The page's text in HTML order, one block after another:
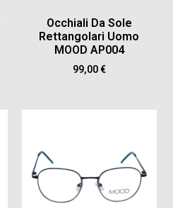
Occhiali Da Sole
Rettangolari Uomo
MOOD AP004
99,00€